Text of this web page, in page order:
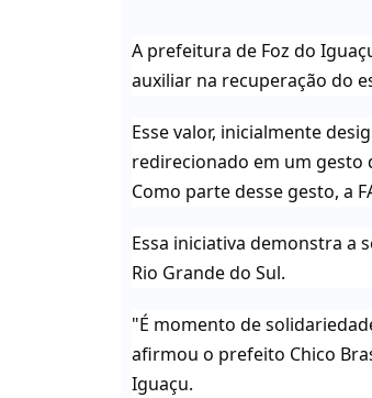
A prefeitura de Foz do
auxiliar na recuperação do
Esse valor, inicialmente
redirecionado em um gesto
Como parte desse gesto, a
Essa iniciativa demonstra a
Rio Grande do Sul.
"É momento de
afirmou o prefeito Chico
Iguaçu.